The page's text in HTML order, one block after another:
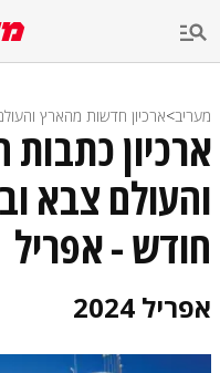
מעריב>ארכיון חדשות מהארץ
ארכיון
חודש - אפריל
אפריל 2024